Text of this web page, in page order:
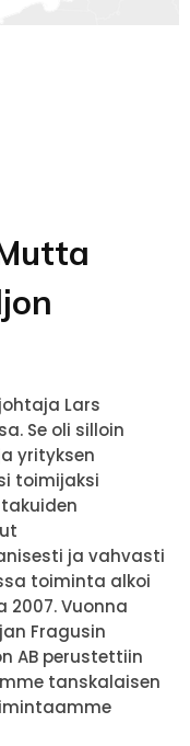
Lars
Se oli silloin
yrityksen
toimijaksi
ja vahvasti
toiminta alkoi
2007. Vuonna
Fragusin
AB perustettiin
tanskalaisen